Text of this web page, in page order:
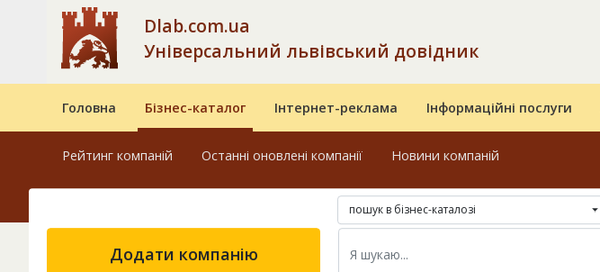
Dlab.com.ua
Універсальний львівський довідник
Головна Бізнес-каталог Інтернет-реклама Інформаційні послуги
Рейтинг компаній Останні оновлені компанії Новини компаній
пошук в бізнес-каталозі
Додати компанію